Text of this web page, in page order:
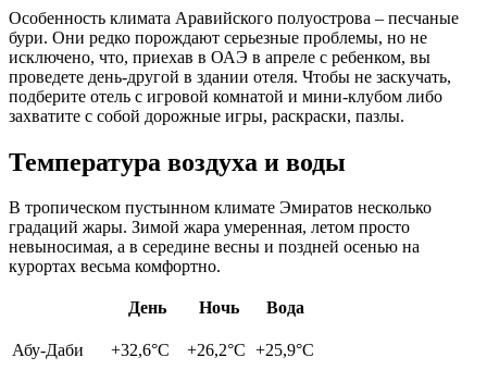
Особенность климата Аравийского полуострова – песчаные
бури. Они редко порождают серьезные проблемы, но не
исключено, что, приехав в ОАЭ в апреле с ребенком, вы
проведете день-другой в здании отеля. Чтобы не заскучать,
подберите отель с игровой комнатой и мини-клубом либо
захватите с собой дорожные игры, раскраски, пазлы.
Температура воздуха и воды
В тропическом пустынном климате Эмиратов несколько
градаций жары. Зимой жара умеренная, летом просто
невыносимая, а в середине весны и поздней осенью на
курортах весьма комфортно.
День Ночь Вода
Абу-Даби +32,6°С +26,2°С +25,9°С